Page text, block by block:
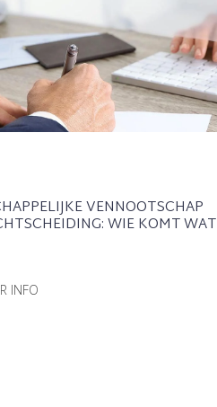
VENNOOTSCHAP
WIE KOMT WAT
INFO